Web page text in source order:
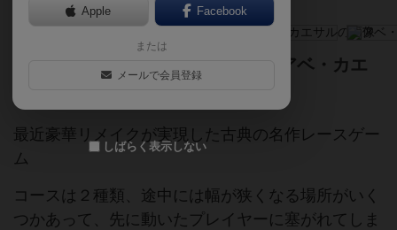
レースゲームの名作 皆叫ぼう「アベ・カエ
最近豪華リメイクが実現した古典の名作レースゲー
ム
コースは２種類、途中には幅が狭くなる場所がいく
つかあって、先に動いたプレイヤーに塞がれてしま
Apple Facebook
または
メールで会員登録
しばらく表示しない